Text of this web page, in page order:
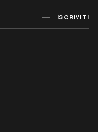
ISCRIVITI